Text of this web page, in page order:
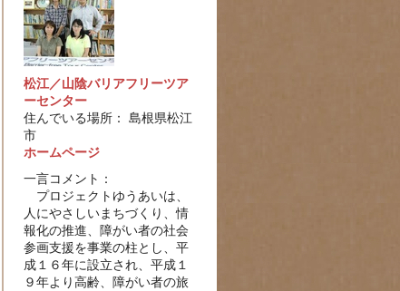
松江／山陰バリアフリーツア
ーセンター
住んでいる場所： 島根県松江
市
ホームページ
一言コメント：
プロジェクトゆうあいは、
人にやさしいまちづくり、情
報化の推進、障がい者の社会
参画支援を事業の柱とし、平
成１６年に設立され、平成１
９年より高齢、障がい者の旅